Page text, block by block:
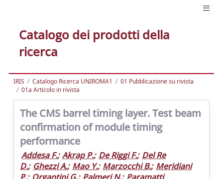
Catalogo dei prodotti della
ricerca
IRIS Catalogo Ricerca UNIROMA1
01 Pubblicazione su rivista
01a Articolo in rivista
The CMS barrel timing layer. Test beam
confirmation of module timing
performance
Addesa F.; Akrap P.; De Riggi F.; Del Re
D.; Ghezzi A.; Mao Y.; Marzocchi B.; Meridiani